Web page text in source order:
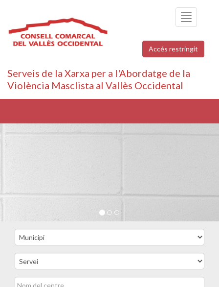
Toggle
navigation
Accés restringit
Serveis de la Xarxa per a l'Abordatge de la
Violència Masclista al Vallès Occidental